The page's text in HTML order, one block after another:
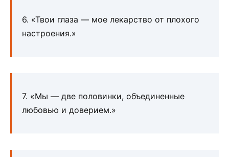
6. «Твои глаза — мое лекарство от плохого
настроения.»
7. «Мы — две половинки, объединенные
любовью и доверием.»